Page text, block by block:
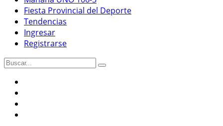
Fiesta Provincial del Deporte
Tendencias
Ingresar
Registrarse